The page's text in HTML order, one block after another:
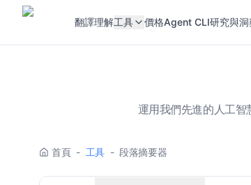
翻譯理解工具 價格Agent CLI研究與洞
運用我們先進的人工智
首頁 - 工具 - 段落摘要器